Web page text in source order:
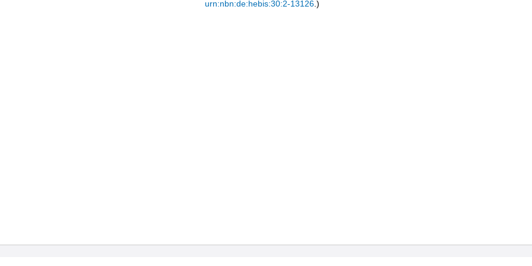
urn:nbn:de:hebis:30:2-13126 .)